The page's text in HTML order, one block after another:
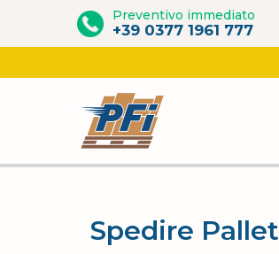
Preventivo immediato
+39 0377 1961 777
Spedire